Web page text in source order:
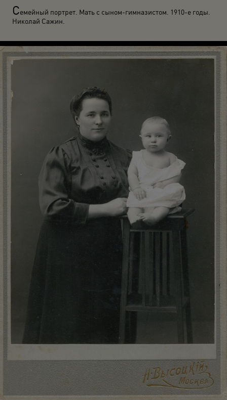
Семейный портрет. Мать с сыном-гимназистом. 1910-е годы.
Николай Сажин.